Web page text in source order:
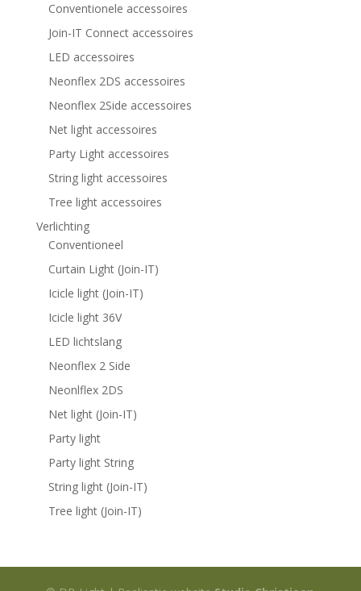
Conventionele accessoires
Join-IT Connect accessoires
LED accessoires
Neonflex 2DS accessoires
Neonflex 2Side accessoires
Net light accessoires
Party Light accessoires
String light accessoires
Tree light accessoires
Verlichting
Conventioneel
Curtain Light (Join-IT)
Icicle light (Join-IT)
Icicle light 36V
LED lichtslang
Neonflex 2 Side
Neonlflex 2DS
Net light (Join-IT)
Party light
Party light String
String light (Join-IT)
Tree light (Join-IT)